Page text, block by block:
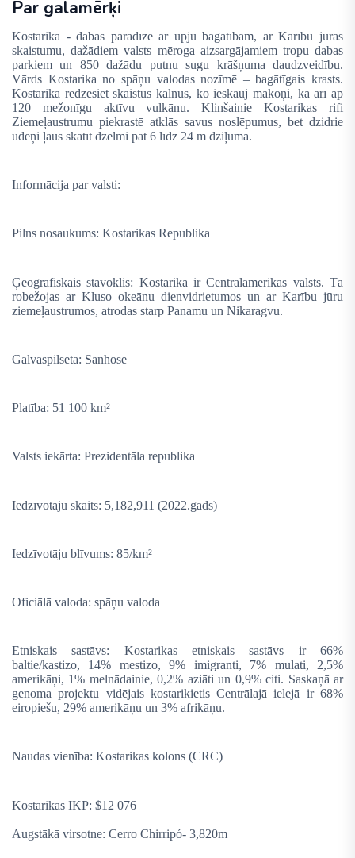
Par galamērķi
Kostarika - dabas paradīze ar upju bagātībām, ar Karību jūras
skaistumu, dažādiem valsts mēroga aizsargājamiem tropu dabas
parkiem un 850 dažādu putnu sugu krāšņuma daudzveidību.
Vārds Kostarika no spāņu valodas nozīmē –bagātīgais krasts.
Kostarikā redzēsiet skaistus kalnus, ko ieskauj mākoņi, kā arī ap
120 mežonīgu aktīvu vulkānu. Klinšainie Kostarikas rifi
Ziemeļaustrumu piekrastē atklās savus noslēpumus, bet dzidrie
ūdeņi ļaus skatīt dzelmi pat 6 līdz 24 m dziļumā.
Informācija par valsti:
Pilns nosaukums: Kostarikas Republika
Ģeogrāfiskais stāvoklis: Kostarika ir Centrālamerikas valsts. Tā
robežojas ar Kluso okeānu dienvidrietumos un ar Karību jūru
ziemeļaustrumos, atrodas starp Panamu un Nikaragvu.
Galvaspilsēta: Sanhosē
Platība: 51 100 km²
Valsts iekārta: Prezidentāla republika
Iedzīvotāju skaits: 5,182,911 (2022.gads)
Iedzīvotāju blīvums: 85/km²
Oficiālā valoda: spāņu valoda
Etniskais sastāvs: Kostarikas etniskais sastāvs ir 66%
baltie/kastizo, 14% mestizo, 9% imigranti, 7% mulati, 2,5%
amerikāņi, 1% melnādainie, 0,2% aziāti un 0,9% citi. Saskaņā ar
genoma projektu vidējais kostarikietis Centrālajā ielejā ir 68%
eiropiešu, 29% amerikāņu un 3% afrikāņu.
Naudas vienība: Kostarikas kolons (CRC)
Kostarikas IKP: $12 076
Augstākā virsotne: Cerro Chirripó- 3,820m